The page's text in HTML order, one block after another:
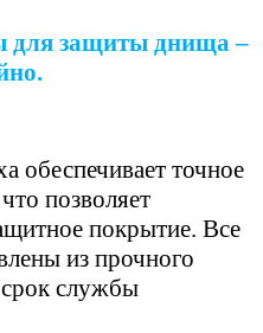
для защиты днища–
обеспечивает точное
позволяет
покрытие. Все
из прочного
срок службы